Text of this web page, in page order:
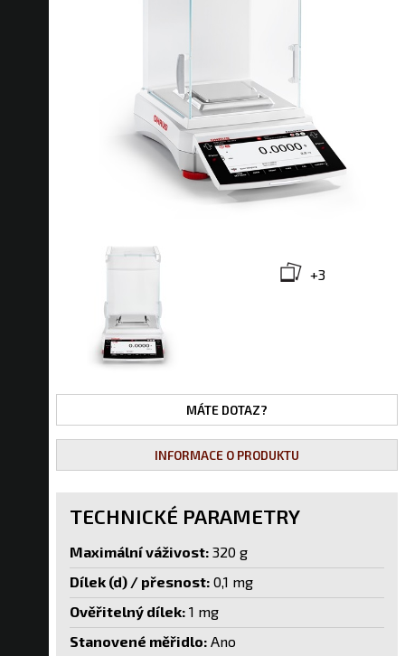
+3
INFORMACE O PRODUKTU
MÁTE DOTAZ?
TECHNICKÉ PARAMETRY
Maximální váživost: 320 g
Dílek (d) / přesnost: 0,1 mg
Ověřitelný dílek: 1 mg
Stanovené měřidlo: Ano